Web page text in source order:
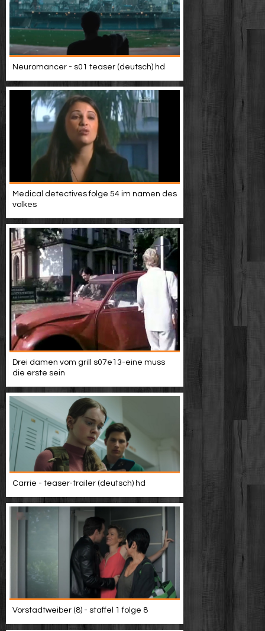
Neuromancer - s01 teaser (deutsch) hd
Medical detectives folge 54 im namen des
volkes
Drei damen vom grill s07e13-eine muss
die erste sein
Carrie - teaser-trailer (deutsch) hd
Vorstadtweiber (8) - staffel 1 folge 8